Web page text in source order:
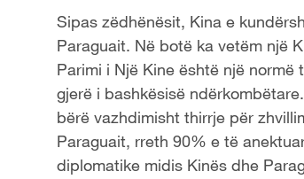
Sipas zëdhënësit, Kina e
Paraguait. Në botë ka vetëm një
Parimi i Një Kine është një
gjerë i bashkësisë
bërë vazhdimisht thirrje për
Paraguait, rreth 90% e të
diplomatike midis Kinës dhe